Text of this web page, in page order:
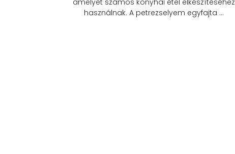
amelyet számos konyhai étel elkészítéséhez
használnak. A petrezselyem egyfajta …